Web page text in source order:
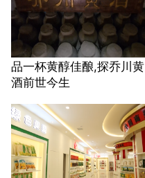
品一杯黄醇佳酿,探乔川黄
酒前世今生